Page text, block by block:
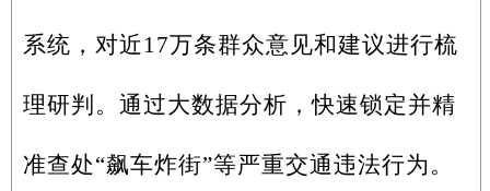
系统，对近17万条群众意见和建议进行梳
理研判。通过大数据分析，快速锁定并精
准查处“飙车炸街”等严重交通违法行为。